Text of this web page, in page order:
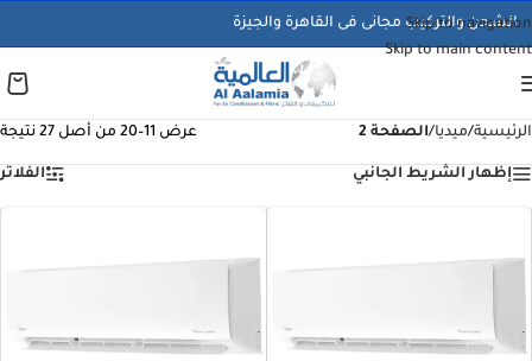
Skip to navigation
Skip to main content
الشحن والتركيب مجانى فى القاهرة والجيزة
الرئيسية/ميديا/الصفحة 2 عرض 11–20 من أصل 27 نتيجة
إظهار الشريط الجانبي الفلاتر